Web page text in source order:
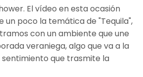
El vídeo en esta ocasión
un poco la temática de "Tequila",
con un ambiente que une
veraniega, algo que va a la
que trasmite la